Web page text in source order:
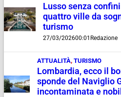
Lusso senza
quattro ville da
turismo
27/03/202600:01 Redazione
ATTUALITÀ, TURISMO
Lombardia, ecco il
sponde del Naviglio
incontaminata e